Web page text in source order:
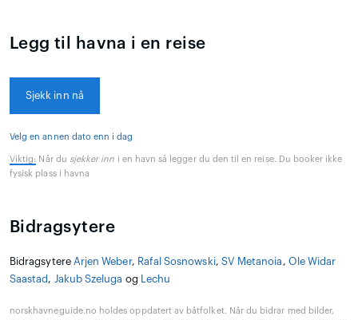
Legg til havna i en reise
Sjekk inn nå
Velg en annen dato enn i dag
Viktig: Når du sjekker inn i en havn så legger du den til en reise. Du booker ikke
fysisk plass i havna
Bidragsytere
Bidragsytere Arjen Weber, Rafal Sosnowski, SV Metanoia , Ole Widar
Saastad , Jakub Szeluga og Lechu
norskhavneguide.no holdes oppdatert av båtfolket. Når du bidrar med bilder,